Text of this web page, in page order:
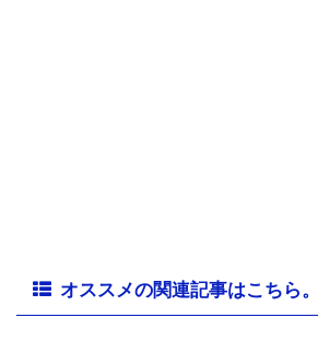
オススメの関連記事はこちら。